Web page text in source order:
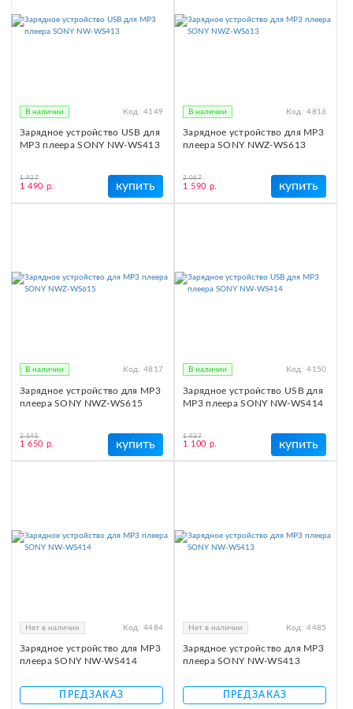
В наличии Код: 4149
Зарядное устройство USB для
MP3 плеера SONY NW-WS413
1 937
1 490 р. купить
В наличии Код: 4816
Зарядное устройство для MP3
плеера SONY NWZ-WS613
2 067
1 590 р. купить
В наличии Код: 4817
Зарядное устройство для MP3
плеера SONY NWZ-WS615
2 145
1 650 р. купить
В наличии Код: 4150
Зарядное устройство USB для
MP3 плеера SONY NW-WS414
1 937
1 100 р. купить
Нет в наличии Код: 4484
Зарядное устройство для MP3
плеера SONY NW-WS414
ПРЕДЗАКАЗ
Нет в наличии Код: 4485
Зарядное устройство для MP3
плеера SONY NW-WS413
ПРЕДЗАКАЗ